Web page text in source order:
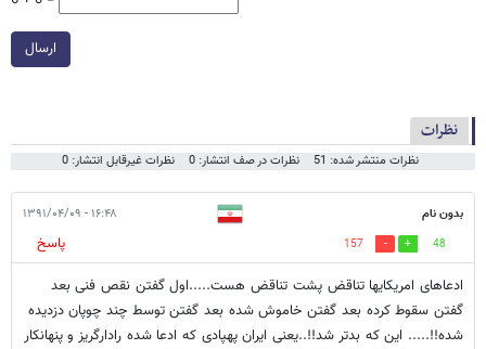
ارسال
نظرات
نظرات منتشر شده: 51 نظرات در صف انتشار: 0 نظرات غیرقابل انتشار: 0
بدون نام ۱۶:۴۸ - ۱۳۹۱/۰۴/۰۹
48
157
پاسخ
ادعاهای امریکایها تناقض پشت تناقض هست.....اول گفتن نقص فنی بعد
گفتن سقوط کرده بعد گفتن خاموش شده بعد گفتن توسط چند چوپان دزدیده
شده!!..... این که بدتر شد!!..یعنی ایران پهپادی که ادعا شده رادارگریز و پنهانکار